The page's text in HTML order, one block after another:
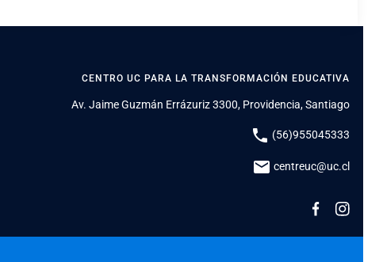
CENTRO UC PARA LA TRANSFORMACIÓN EDUCATIVA
Av. Jaime Guzmán Errázuriz 3300, Providencia, Santiago
phone (56)955045333
mail centreuc@uc.cl